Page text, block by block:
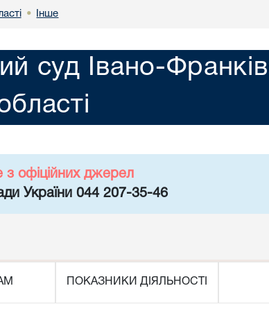
• Інше
суд Івано-
офіційних джерел
України 044 207-35-46
ПОКАЗНИКИ ДІЯЛЬНОСТІ